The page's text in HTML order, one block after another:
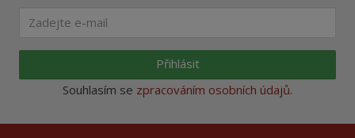
Přihlásit
Souhlasím se zpracováním osobních údajů.